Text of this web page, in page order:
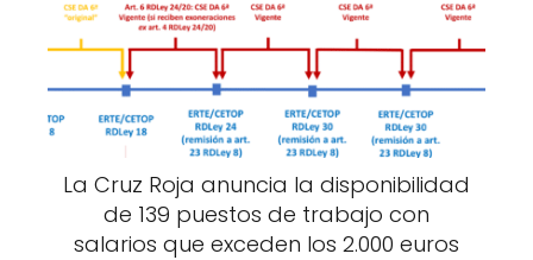
La Cruz Roja anuncia la disponibilidad
de 139 puestos de trabajo con
salarios que exceden los 2.000 euros